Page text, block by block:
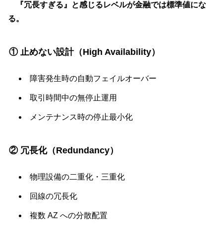
『冗長すぎる』と感じるレベルが金融では標準値にな
る。
① 止めない設計（High Availability）
障害発生時の自動フェイルオーバー
取引時間中の無停止運用
メンテナンス時の停止最小化
② 冗長化（Redundancy）
物理設備の二重化・三重化
回線の冗長化
複数 AZ への分散配置